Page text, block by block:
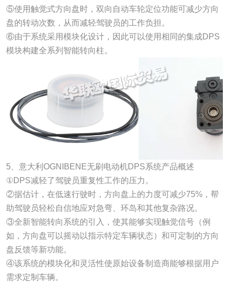
⑤使用触觉式方向盘时，双向自动车轮定位功能可减少方向
盘的转动次数，从而减轻驾驶员的工作负担。
⑥由于系统采用模块化设计，因此可以使用相同的集成DPS
模块构建全系列智能转向柱。
5、意大利OGNIBENE无刷电动机DPS系统产品概述
①DPS减轻了驾驶员重复性工作的压力。
②据估计，在低速行驶时，方向盘上的力度可减少75%，帮
助驾驶员轻松自信地应对急弯、环岛和其他复杂路况。
③全新智能转向系统的引入，使其能够实现触觉信号（例
如，方向盘可以摇动以指示特定车辆状态）和可定制的方向
盘反馈等新功能。
④该系统的模块化和灵活性使原始设备制造商能够根据用户
需求定制车辆。